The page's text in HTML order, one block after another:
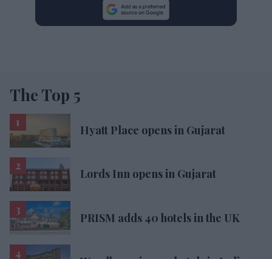
The Top 5
Hyatt Place opens in Gujarat
Lords Inn opens in Gujarat
PRISM adds 40 hotels in the UK